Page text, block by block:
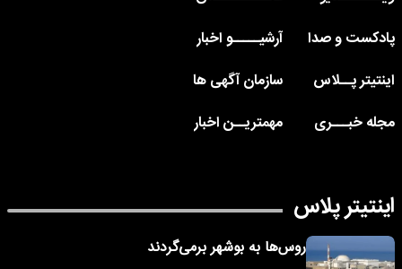
پادکست و صدا
آرشیـــــو اخبار
اینتیتر پــلاس
سازمان آگهی ها
مجله خبـــری
مهمتریــن اخبار
اینتیتر پلاس
روس‌ها به بوشهر برمی‌گردند